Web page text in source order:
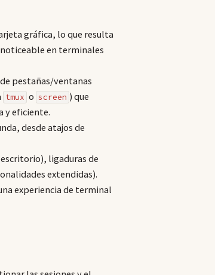
gráfica, lo que resulta
en terminales
de pestañas/ventanas
tmux o screen ) que
y eficiente.
desde atajos de
ligaduras de
extendidas).
experiencia de terminal